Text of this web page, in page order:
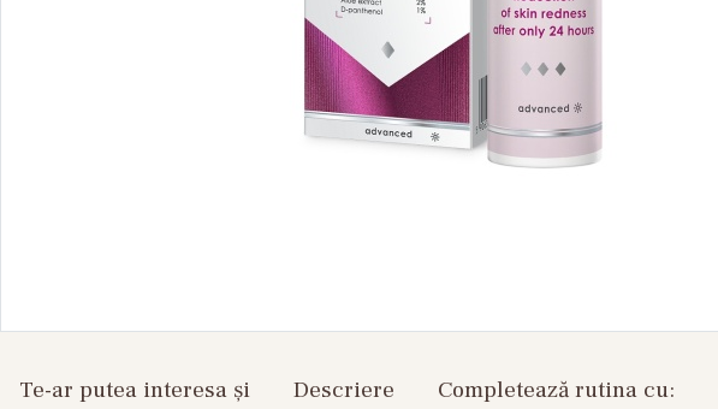
Te-ar putea interesa și Descriere Completează rutina cu: